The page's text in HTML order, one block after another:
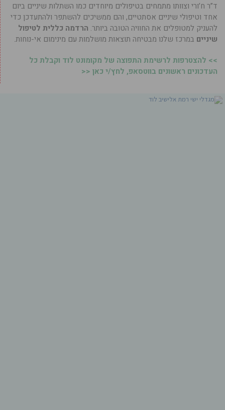
ד”ר ח’ורי וצוותו מתמחים בטיפולים מיוחדים כמו השתלות שיניים ביום
אחד וטיפולי שיניים אסתטיים, והם ממשיכים להשתפר ולהתעדכן כדי
להעניק למטופלים את החוויה הטובה ביותר. הרדמה כללית לטיפול
שיניים במרכז שלנו מבטיחה תוצאות מושלמות עם מינימום אי-נוחות.
>> להצטרפות לרשימת התפוצה של מקומונט לוד וקבלת כל
העדכונים ראשונים בווטסאפ, לחץ/י כאן <<